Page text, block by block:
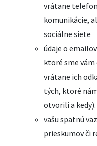
vrátane
komunikácie,
sociálne siete
údaje o
ktoré sme
vrátane ich
tých, ktoré
otvorili a kedy).
vašu spätnú
prieskumov či